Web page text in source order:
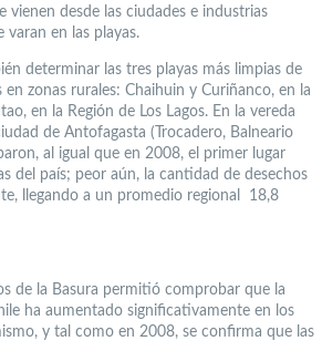
vienen desde las ciudades e industrias
varan en las playas.
determinar las tres playas más limpias de
en zonas rurales: Chaihuin y Curiñanco, en la
en la Región de Los Lagos. En la vereda
de Antofagasta (Trocadero, Balneario
al igual que en 2008, el primer lugar
del país; peor aún, la cantidad de desechos
llegando a un promedio regional 18,8
de la Basura permitió comprobar que la
ha aumentado significativamente en los
y tal como en 2008, se confirma que las